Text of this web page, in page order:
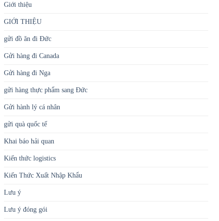
Giới thiệu
GIỚI THIỆU
gửi đồ ăn đi Đức
Gửi hàng đi Canada
Gửi hàng đi Nga
gửi hàng thực phẩm sang Đức
Gửi hành lý cá nhân
gửi quà quốc tế
Khai báo hải quan
Kiến thức logistics
Kiến Thức Xuất Nhập Khẩu
Lưu ý
Lưu ý đóng gói